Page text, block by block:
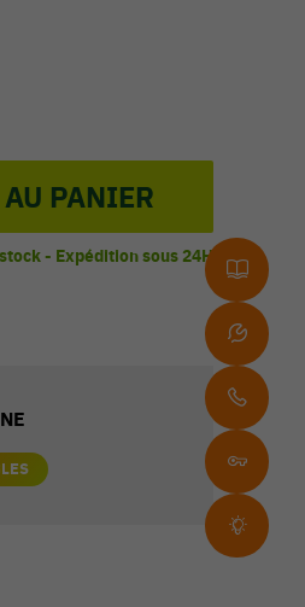
PANIER
- Expédition sous 24H